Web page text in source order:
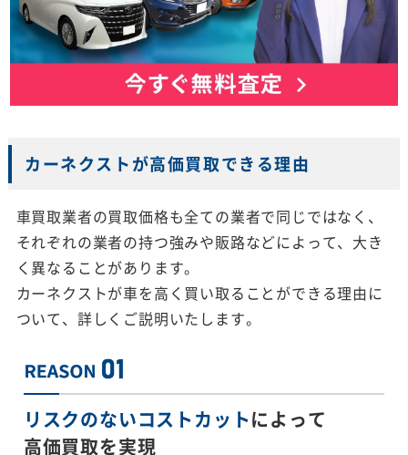
カーネクストが高価買取できる理由
車買取業者の買取価格も全ての業者で同じではなく、
それぞれの業者の持つ強みや販路などによって、大き
く異なることがあります。
カーネクストが車を高く買い取ることができる理由に
ついて、詳しくご説明いたします。
リスクのないコストカットによって
高価買取を実現